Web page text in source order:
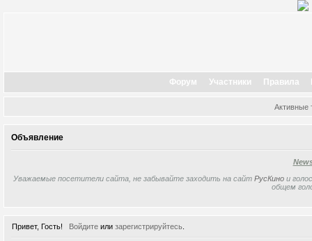
Форум Участники Правила
Активные
Объявление
Уважаемые посетители сайта, не забывайте заходить на сайт РусКино и
общем
Привет, Гость! Войдитеили зарегистрируйтесь.